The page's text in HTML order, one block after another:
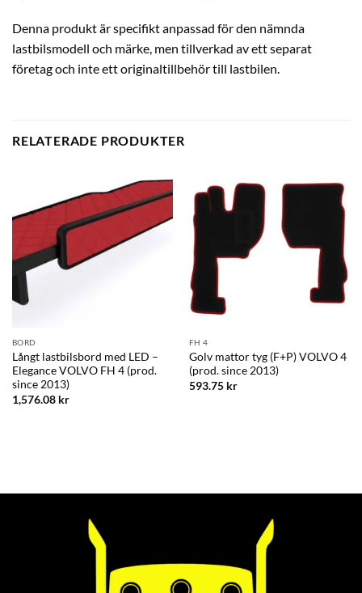
Denna produkt är specifikt anpassad för den nämnda
lastbilsmodell och märke, men tillverkad av ett separat
företag och inte ett originaltillbehör till lastbilen.
RELATERADE PRODUKTER
BORD
Långt lastbilsbord med LED –
Elegance VOLVO FH 4 (prod.
since 2013)
1,576.08 kr
FH 4
Golv mattor tyg (F+P) VOLVO 4
(prod. since 2013)
593.75 kr